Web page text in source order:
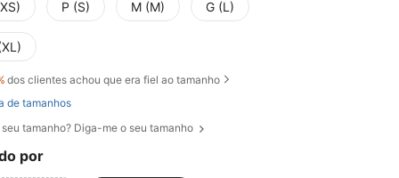
P (S) M (M) G (L)
dos clientes achou que era fiel ao tamanho
de tamanhos
seu tamanho? Diga-me o seu tamanho
por